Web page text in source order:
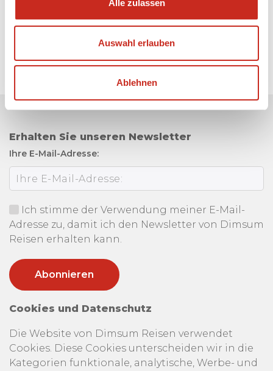
Alle zulassen
Auswahl erlauben
Ablehnen
Erhalten Sie unseren Newsletter
Ihre E-Mail-Adresse:
Ich stimme der Verwendung meiner E-Mail-
Adresse zu, damit ich den Newsletter von Dimsum
Reisen erhalten kann.
Cookies und Datenschutz
Die Website von Dimsum Reisen verwendet
Cookies. Diese Cookies unterscheiden wir in die
Kategorien funktionale, analytische, Werbe- und